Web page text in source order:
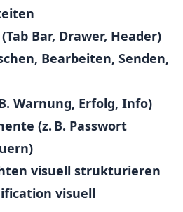
Bar, Drawer, Header)
Bearbeiten, Senden,
Warnung, Erfolg, Info)
(z. B. Passwort
visuell strukturieren
visuell